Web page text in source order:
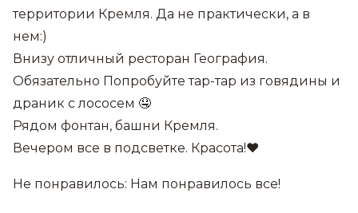
территории Кремля. Да не практически, а в
нем:)
Внизу отличный ресторан География.
Обязательно Попробуйте тар-тар из говядины и
драник с лососем 🤤
Рядом фонтан, башни Кремля.
Вечером все в подсветке. Красота!♥️
Не понравилось: Нам понравилось все!